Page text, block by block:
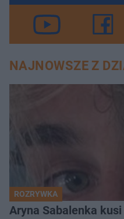
NAJNOWSZE Z
ROZRYWKA
Aryna Sabalenka